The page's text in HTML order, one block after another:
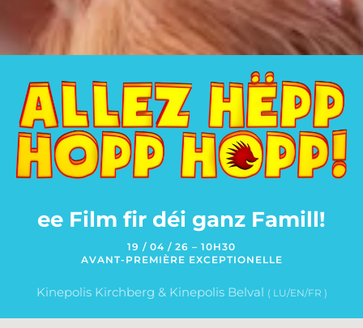
ee Film fir déi ganz Famill!
19 / 04 / 26 – 10H30
AVANT-PREMIÈRE EXCEPTIONELLE
Kinepolis Kirchberg & Kinepolis Belval ( LU/EN/FR )